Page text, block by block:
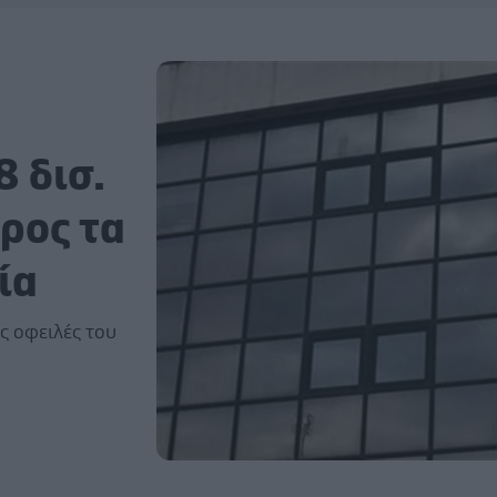
δισ.
τα
οφειλές του